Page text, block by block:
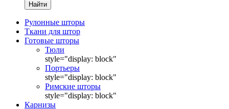
Найти
Рулонные шторы
Ткани для штор
Готовые шторы
Тюли
style="display: block"
Портьеры
style="display: block"
Римские шторы
style="display: block"
Карнизы